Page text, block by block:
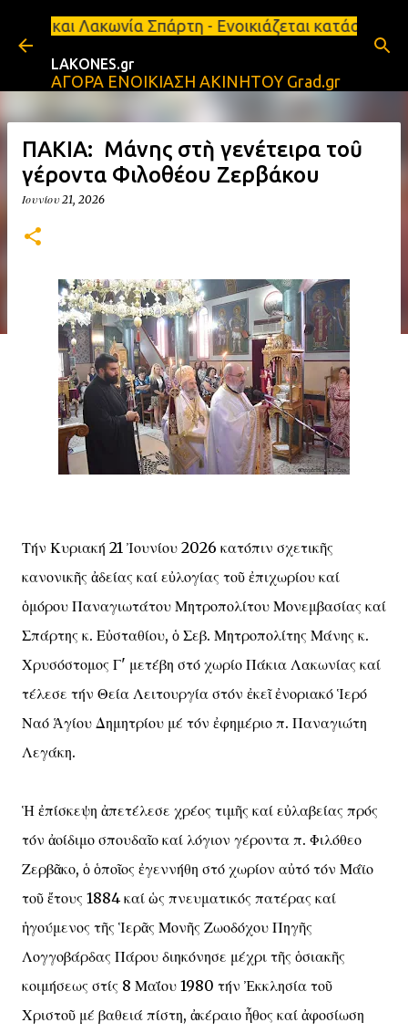
Μετάβαση στο κύριο περιεχόμενο
Σπάρτη - Ενοικιάζεται κατάστημα
LAKONES.gr
ΑΓΟΡΑ ΕΝΟΙΚΙΑΣΗ ΑΚΙΝΗΤΟΥ Grad.gr
ΠΑΚΙΑ: Ὁ Μάνης στὴ γενέτειρα τοῦ
γέροντα Φιλοθέου Ζερβάκου
Ιουνίου 21, 2026
Τήν Κυριακή 21 Ἰουνίου 2026 κατόπιν σχετικῆς
κανονικῆς ἀδείας καί εὐλογίας τοῦ ἐπιχωρίου καί
ὁμόρου Παναγιωτάτου Μητροπολίτου Μονεμβασίας καί
Σπάρτης κ. Εὐσταθίου, ὁ Σεβ. Μητροπολίτης Μάνης κ.
Χρυσόστομος Γ' μετέβη στό χωρίο Πάκια Λακωνίας καί
τέλεσε τήν Θεία Λειτουργία στόν ἐκεῖ ἐνοριακό Ἱερό
Ναό Ἁγίου Δημητρίου μέ τόν ἐφημέριο π. Παναγιώτη
Λεγάκη.
Ἡ ἐπίσκεψη ἀπετέλεσε χρέος τιμῆς καί εὐλαβείας πρός
τόν ἀοίδιμο σπουδαῖο καί λόγιον γέροντα π. Φιλόθεο
Ζερβᾶκο, ὁ ὁποῖος ἐγεννήθη στό χωρίον αὐτό τόν Μάϊο
τοῦ ἔτους 1884 καί ὡς πνευματικός πατέρας καί
ἡγούμενος τῆς Ἱερᾶς Μονῆς Ζωοδόχου Πηγῆς
Λογγοβάρδας Πάρου διηκόνησε μέχρι τῆς ὁσιακῆς
κοιμήσεως στίς 8 Μαΐου 1980 τήν Ἐκκλησία τοῦ
Χριστοῦ μέ βαθειά πίστη, ἀκέραιο ἦθος καί ἀφοσίωση